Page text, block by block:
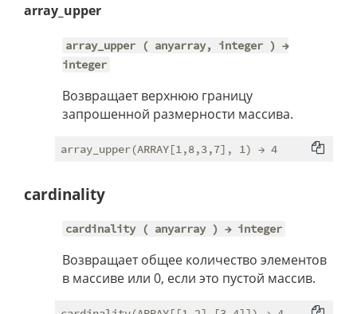
array_upper
array_upper ( anyarray, integer ) →
integer
Возвращает верхнюю границу
запрошенной размерности массива.
cardinality
cardinality ( anyarray ) → integer
Возвращает общее количество элементов
в массиве или 0, если это пустой массив.